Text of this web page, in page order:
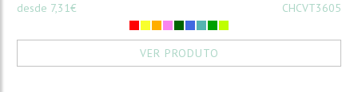
desde 7,31€
CHCVT3605
VER PRODUTO